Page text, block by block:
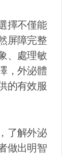
擇不僅能
屏障完整
、處理敏
，外泌體
的有效服
了解外泌
做出明智